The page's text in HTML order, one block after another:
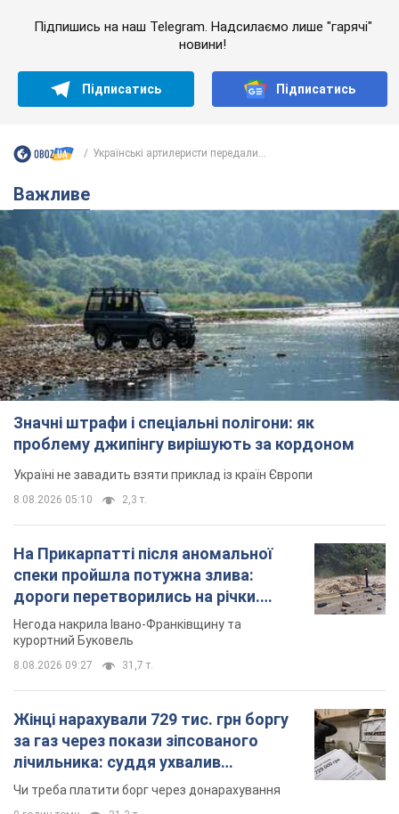
Підпишись на наш Telegram. Надсилаємо лише "гарячі"
новини!
Підписатись Підписатись
Українські артилеристи передали...
Важливе
Значні штрафи і спеціальні полігони: як
проблему джипінгу вирішують за кордоном
Україні не завадить взяти приклад із країн Європи
8.08.2026 05:10 2,3 т.
На Прикарпатті після аномальної
спеки пройшла потужна злива:
дороги перетворились на річки.
Відео
Негода накрила Івано-Франківщину та
курортний Буковель
8.08.2026 09:27 31,7 т.
Жінці нарахували 729 тис. грн боргу
за газ через покази зіпсованого
лічильника: суддя ухвалив
неочікуване рішення
Чи треба платити борг через донарахування